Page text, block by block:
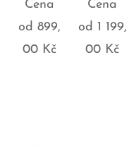
Cena
od 899,
00Kč
Cena
od 1 199,
00 Kč